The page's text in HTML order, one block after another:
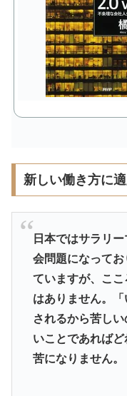
新しい働き方に
日本ではサラリ
会問題になってお
ていますが、
こ
はありません。「
されるから苦しい
いことであれば
苦になりません。